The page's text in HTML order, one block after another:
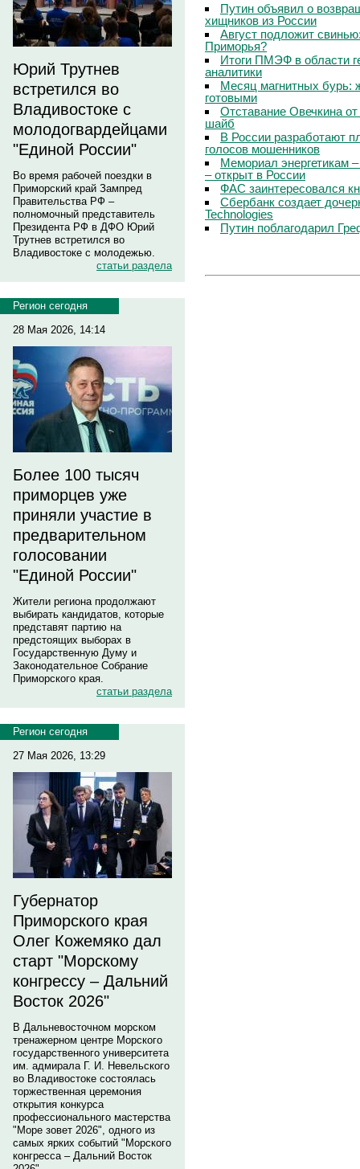
Юрий Трутнев
встретился во
Владивостоке с
молодогвардейцами
"Единой России"
Во время рабочей поездки в
Приморский край Зампред
Правительства РФ –
полномочный представитель
Президента РФ в ДФО Юрий
Трутнев встретился во
Владивостоке с молодежью.
статьи раздела
Регион сегодня
28 Мая 2026, 14:14
Более 100 тысяч
приморцев уже
приняли участие в
предварительном
голосовании
"Единой России"
Жители региона продолжают
выбирать кандидатов, которые
представят партию на
предстоящих выборах в
Государственную Думу и
Законодательное Собрание
Приморского края.
статьи раздела
Регион сегодня
27 Мая 2026, 13:29
Губернатор
Приморского края
Олег Кожемяко дал
старт "Морскому
конгрессу – Дальний
Восток 2026"
В Дальневосточном морском
тренажерном центре Морского
государственного университета
им. адмирала Г. И. Невельского
во Владивостоке состоялась
торжественная церемония
открытия конкурса
профессионального мастерства
"Море зовет 2026", одного из
самых ярких событий "Морского
конгресса – Дальний Восток
Путин объявил о
хищников из России
Август подложит
Приморья?
Итоги ПМЭФ в области
аналитики
Месяц магнитных бурь:
готовыми
Отставание Овечкина
шайб
В России разработают
голосов мошенников
Мемориал энергетикам
– открыт в России
ФАС заинтересовался
Сбербанк создает
Technologies
Путин поблагодарил